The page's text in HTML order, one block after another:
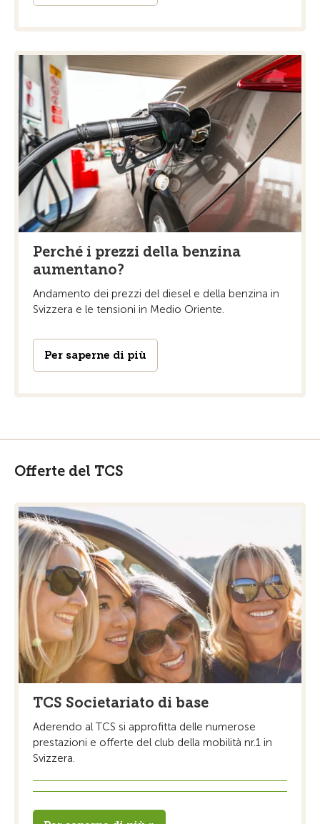
Perché i prezzi della benzina
aumentano?
Andamento dei prezzi del diesel e della benzina in
Svizzera e le tensioni in Medio Oriente.
Per saperne di più
Offerte del TCS
TCS Societariato di base
Aderendo al TCS si approfitta delle numerose
prestazioni e offerte del club della mobilità nr.1 in
Svizzera.